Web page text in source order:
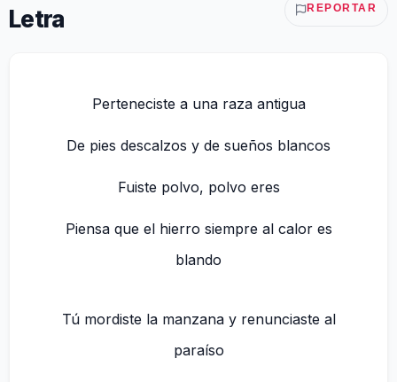
Letra REPORTAR
Perteneciste a una raza antigua
De pies descalzos y de sueños blancos
Fuiste polvo, polvo eres
Piensa que el hierro siempre al calor es
blando
Tú mordiste la manzana y renunciaste al
paraíso